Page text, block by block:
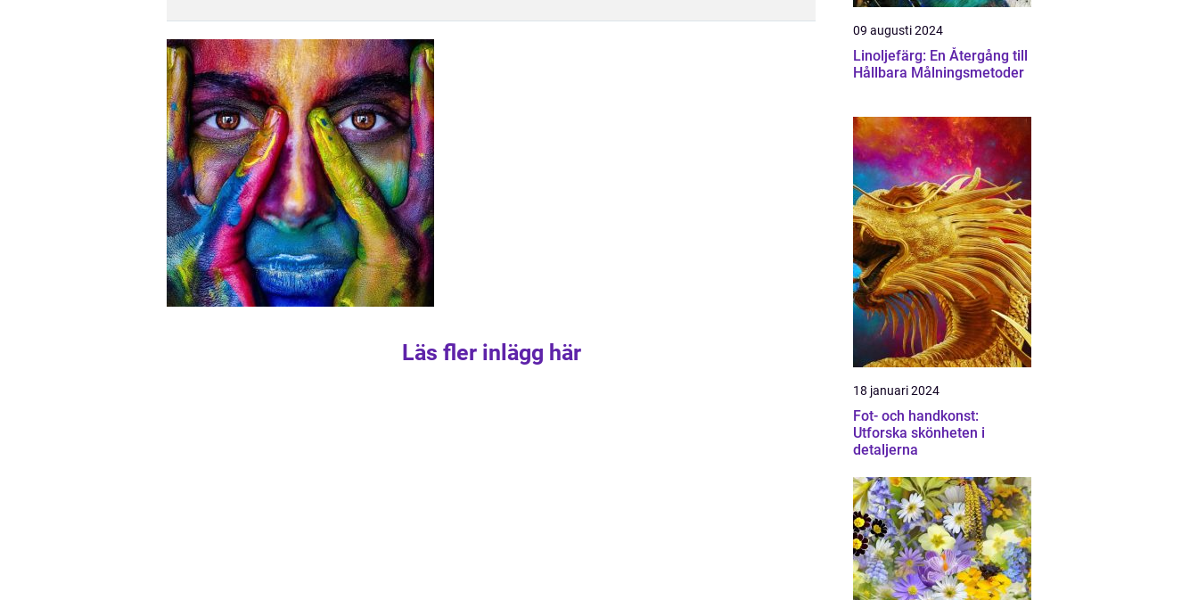
Läs fler inlägg här
09 augusti 2024
Linoljefärg: En Återgång till
Hållbara Målningsmetoder
18 januari 2024
Fot- och handkonst:
Utforska skönheten i
detaljerna